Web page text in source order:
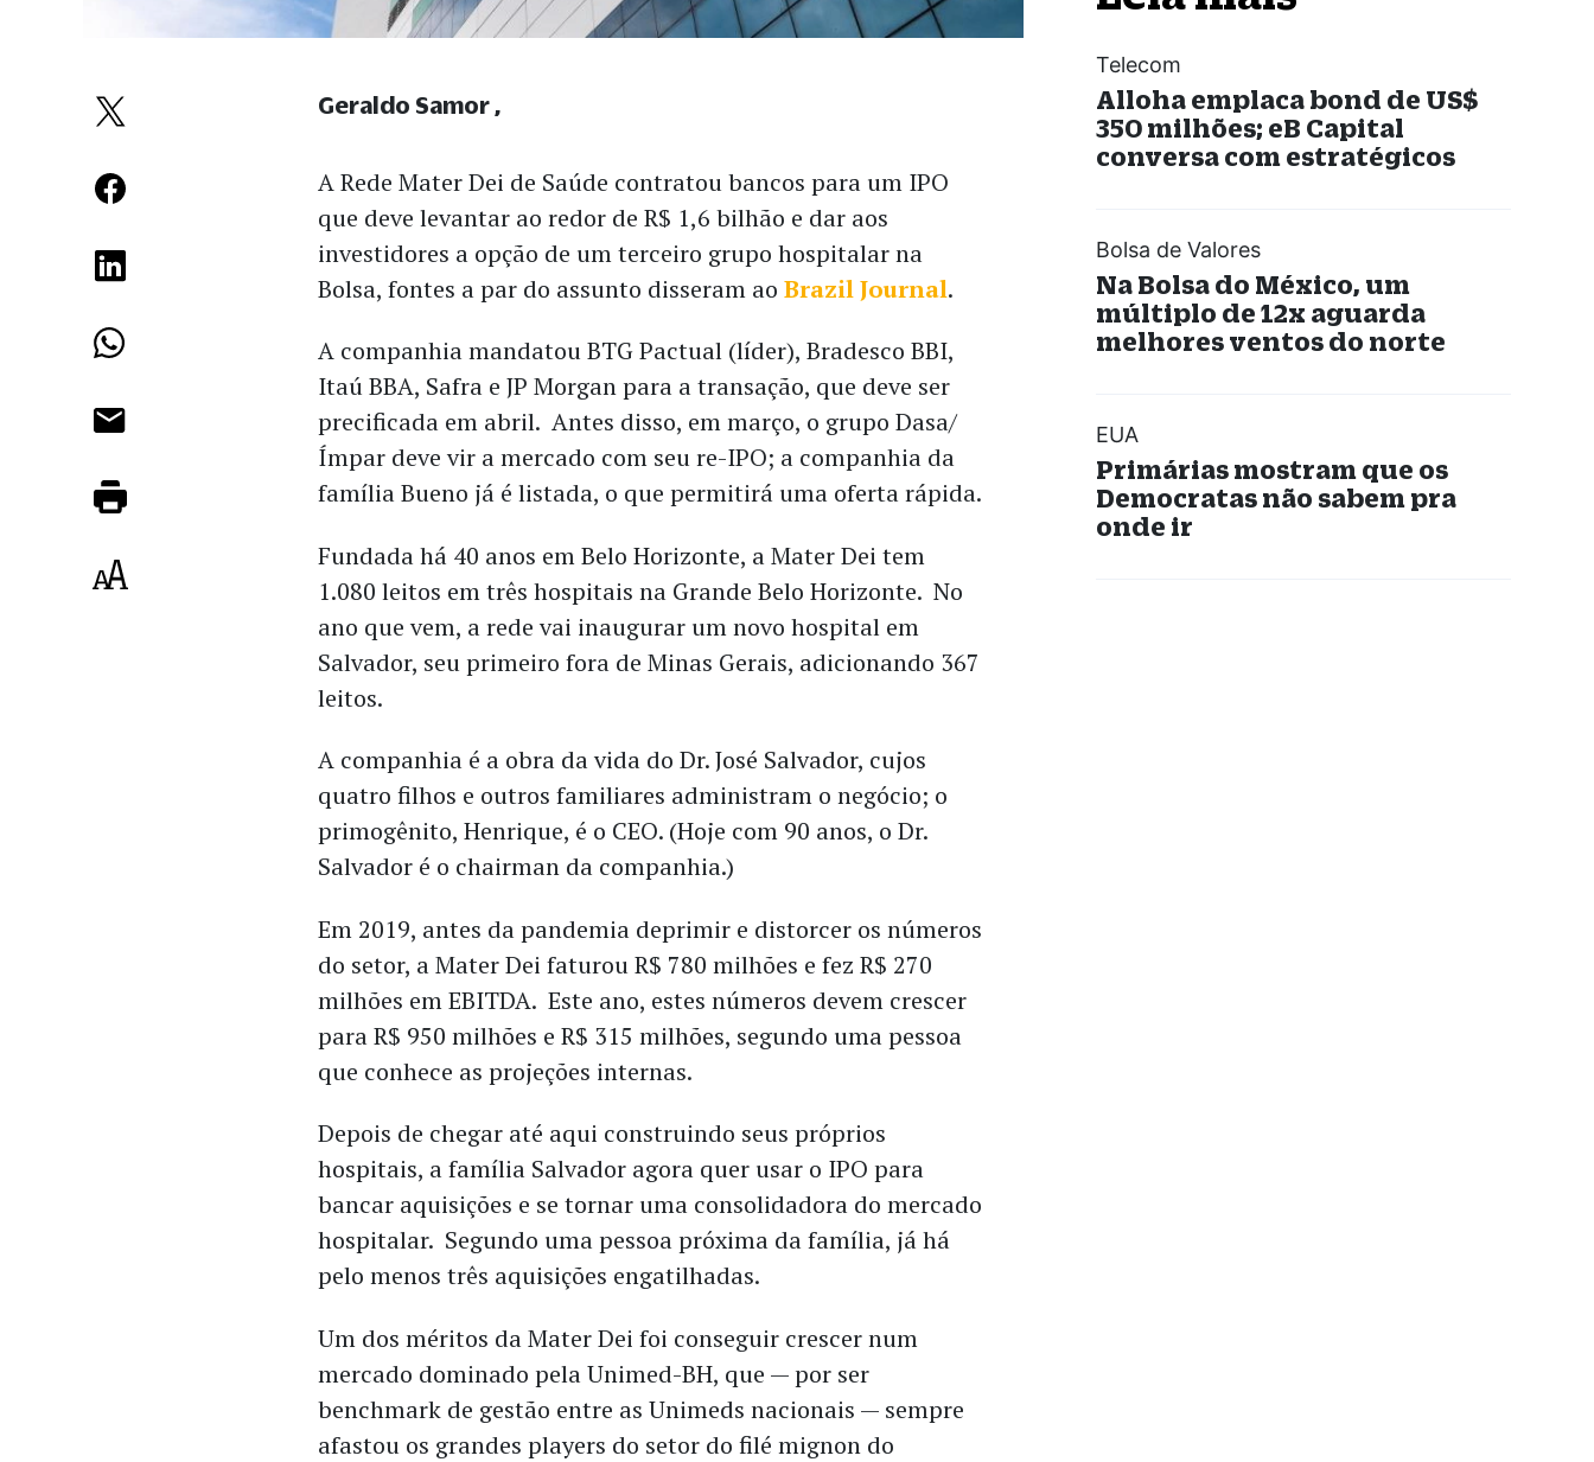
A Rede Mater Dei de Saúde contratou bancos para um IPO
que deve levantar ao redor de R$ 1,6 bilhão e dar aos
investidores a opção de um terceiro grupo hospitalar na
Bolsa, fontes a par do assunto disseram aoBrazil Journal.
A companhia mandatou BTG Pactual (líder), Bradesco BBI,
Itaú BBA, Safra e JP Morgan para a transação, que deve ser
precificada em abril. Antes disso, em março, o grupo Dasa/
Ímpar deve vir a mercado com seu re-IPO; a companhia da
família Bueno já é listada, o que permitirá uma oferta rápida.
Fundada há 40 anos em Belo Horizonte, a Mater Dei tem
1.080 leitos em três hospitais na Grande Belo Horizonte. No
ano que vem, a rede vai inaugurar um novo hospital em
Salvador, seu primeiro fora de Minas Gerais, adicionando 367
leitos.
A companhia é a obra da vida do Dr. José Salvador, cujos
quatro filhos e outros familiares administram o negócio; o
primogênito, Henrique, é o CEO. (Hoje com 90 anos, o Dr.
Salvador é o chairman da companhia.)
Em 2019, antes da pandemia deprimir e distorcer os números
do setor, a Mater Dei faturou R$ 780 milhões e fez R$ 270
milhões em EBITDA. Este ano, estes números devem crescer
para R$ 950 milhões e R$ 315 milhões, segundo uma pessoa
que conhece as projeções internas.
Depois de chegar até aqui construindo seus próprios
hospitais, a família Salvador agora quer usar o IPO para
bancar aquisições e se tornar uma consolidadora do mercado
hospitalar. Segundo uma pessoa próxima da família, já há
pelo menos três aquisições engatilhadas.
Um dos méritos da Mater Dei foi conseguir crescer num
mercado dominado pela Unimed-BH, que — por ser
benchmark de gestão entre as Unimeds nacionais — sempre
afastou os grandes players do setor do filé mignon do
Geraldo Samor
Telecom
Alloha emplaca bond de US$
350 milhões; eB Capital
conversa com estratégicos
Bolsa de Valores
Na Bolsa do México, um
múltiplo de 12x aguarda
melhores ventos do norte
EUA
Primárias mostram que os
Democratas não sabem pra
onde ir